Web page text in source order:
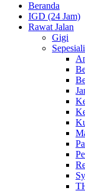
Beranda
IGD (24 Jam)
Rawat Jalan
Gigi